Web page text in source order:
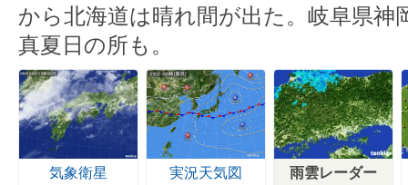
から北海道は晴れ間が出た。岐阜県神
真夏日の所も。
気象衛星 実況天気図 雨雲レーダー